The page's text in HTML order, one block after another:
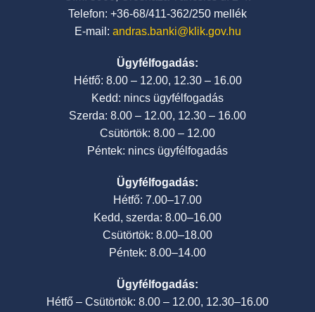
Telefon: +36-68/411-362/250 mellék
E-mail: andras.banki@klik.gov.hu
Ügyfélfogadás:
Hétfő: 8.00 – 12.00, 12.30 – 16.00
Kedd: nincs ügyfélfogadás
Szerda: 8.00 – 12.00, 12.30 – 16.00
Csütörtök: 8.00 – 12.00
Péntek: nincs ügyfélfogadás
Ügyfélfogadás:
Hétfő: 7.00–17.00
Kedd, szerda: 8.00–16.00
Csütörtök: 8.00–18.00
Péntek: 8.00–14.00
Ügyfélfogadás:
Hétfő – Csütörtök: 8.00 – 12.00, 12.30–16.00